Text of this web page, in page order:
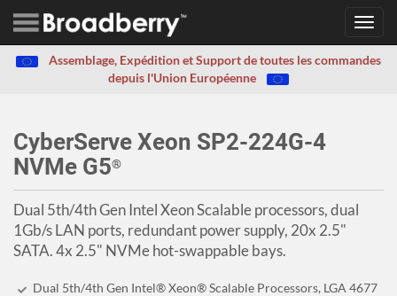
Assemblage, Expédition et Support de toutes les commandes
depuis l'Union Européenne
CyberServe Xeon SP2-224G-4
NVMe G5®
Dual 5th/4th Gen Intel Xeon Scalable processors, dual
1Gb/s LAN ports, redundant power supply, 20x 2.5"
SATA. 4x 2.5" NVMe hot-swappable bays.
Dual 5th/4th Gen Intel® Xeon® Scalable Processors, LGA 4677